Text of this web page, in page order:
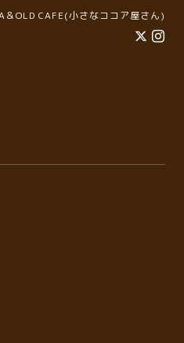
＆OLD CAFE(小さなココア屋さん)